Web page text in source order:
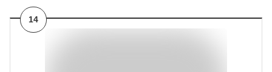
14